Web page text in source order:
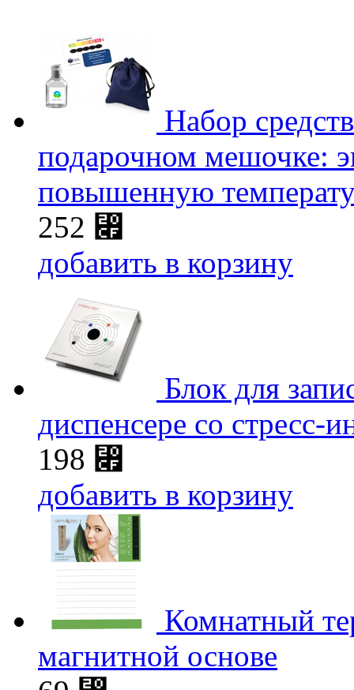
Набор
подарочном мешочке:
повышенную
252 ⃏
добавить в корзину
Блок для
диспенсере со стресс-
198 ⃏
добавить в корзину
Комнатный
магнитной основе